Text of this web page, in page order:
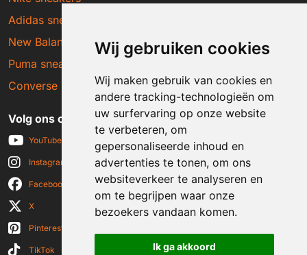
Wij gebruiken cookies
Wij maken gebruik van cookies en
andere tracking-technologieën om
uw surfervaring op onze website
te verbeteren, om
gepersonaliseerde inhoud en
advertenties te tonen, om ons
websiteverkeer te analyseren en
om te begrijpen waar onze
bezoekers vandaan komen.
Ik ga akkoord
Adidas sneakers
New Balance sneakers
Puma sneakers
Converse sneakers
Volg ons op social media
YouTube
Instagram
Facebook
X
Pinterest
TikTok